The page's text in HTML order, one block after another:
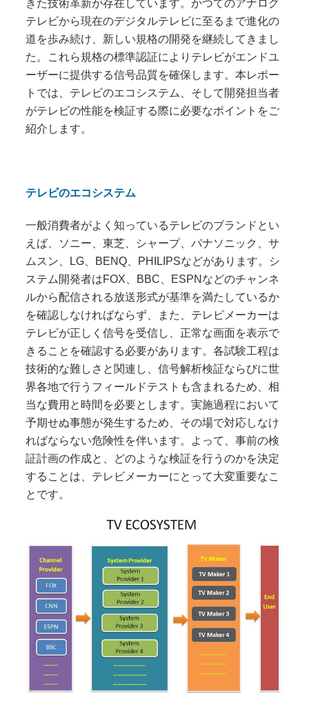
きた技術革新が存在しています。かつてのアナログ
テレビから現在のデジタルテレビに至るまで進化の
道を歩み続け、新しい規格の開発を継続してきまし
た。これら規格の標準認証によりテレビがエンドユ
ーザーに提供する信号品質を確保します。本レポー
トでは、テレビのエコシステム、そして開発担当者
がテレビの性能を検証する際に必要なポイントをご
紹介します。
テレビのエコシステム
一般消費者がよく知っているテレビのブランドとい
えば、ソニー、東芝、シャープ、パナソニック、サ
ムスン、 LG、 BENQ、 PHILIPSなどがあります。シ
ステム開発者はFOX、 BBC、 ESPN などのチャンネ
ルから配信される放送形式が基準を満たしているか
を確認しなければならず、また、テレビメーカーは
テレビが正しく信号を受信し、正常な画面を表示で
きることを確認する必要があります。各試験工程は
技術的な難しさと関連し、信号解析検証ならびに世
界各地で行うフィールドテストも含まれるため、相
当な費用と時間を必要とします。実施過程において
予期せぬ事態が発生するため、その場で対応しなけ
ればならない危険性を伴います。よって、事前の検
証計画の作成と、どのような検証を行うのかを決定
することは、テレビメーカーにとって大変重要なこ
とです。